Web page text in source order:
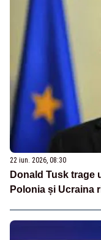
22 iun. 2026, 08:30
Donald Tusk trage
Polonia și Ucraina